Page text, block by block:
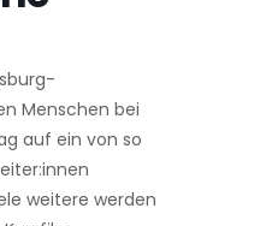
Menschen bei
auf ein von so
weitere werden